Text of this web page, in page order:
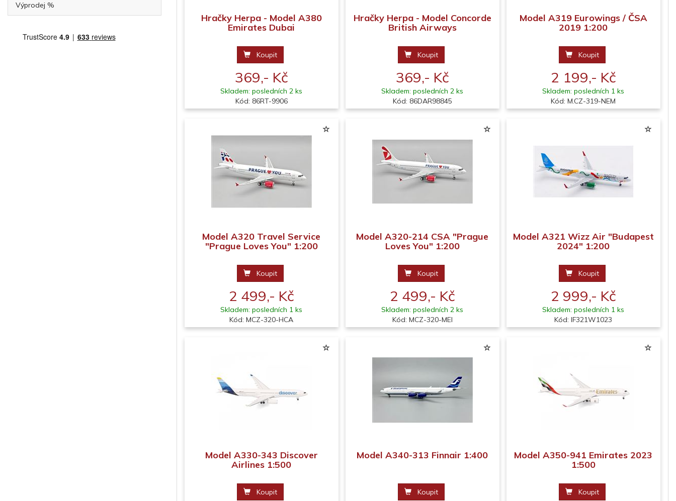
Výprodej %
Hračky Herpa - Model A380
Emirates Dubai
Koupit
369,- Kč
Skladem: posledních 2 ks
Kód: 86RT-9906
Hračky Herpa - Model Concorde
British Airways
Koupit
369,- Kč
Skladem: posledních 2 ks
Kód: 86DAR98845
Model A319 Eurowings / ČSA
2019 1:200
Koupit
2 199,- Kč
Skladem: posledních 1 ks
Kód: M.CZ-319-NEM
Model A320 Travel Service
"Prague Loves You" 1:200
Koupit
2 499,- Kč
Skladem: posledních 1 ks
Kód: MCZ-320-HCA
Model A320-214 CSA "Prague
Loves You" 1:200
Koupit
2 499,- Kč
Skladem: posledních 2 ks
Kód: MCZ-320-MEI
Model A321 Wizz Air "Budapest
2024" 1:200
Koupit
2 999,- Kč
Skladem: posledních 1 ks
Kód: IF321W1023
Model A330-343 Discover
Airlines 1:500
Koupit
Model A340-313 Finnair 1:400
Koupit
Model A350-941 Emirates 2023
1:500
Koupit